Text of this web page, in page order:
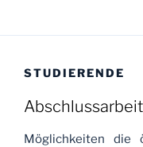
STUDIERENDE
Möglichkeiten die